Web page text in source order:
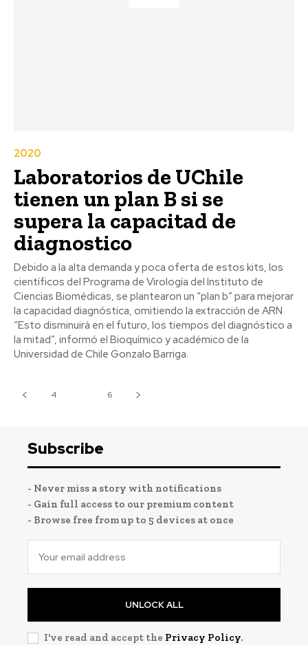
2020
Laboratorios de UChile
tienen un plan B si se
supera la capacitad de
diagnostico
Debido a la alta demanda y poca oferta de estos kits, los
científicos del Programa de Virología del Instituto de
Ciencias Biomédicas, se plantearon un “plan b” para mejorar
la capacidad diagnóstica, omitiendo la extracción de ARN
“Esto disminuirá en el futuro, los tiempos del diagnóstico a
la mitad”, informó el Bioquímico y académico de la
Universidad de Chile Gonzalo Barriga.
4 6
Subscribe
- Never miss a story with notifications
- Gain full access to our premium content
- Browse free from up to 5 devices at once
UNLOCK ALL
I've read and accept the Privacy Policy.